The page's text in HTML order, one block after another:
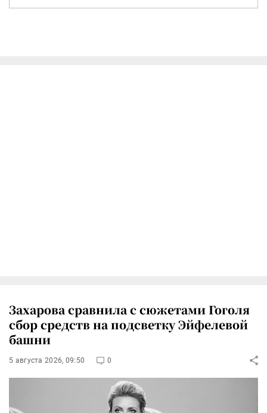
Захарова сравнила с сюжетами Гоголя
сбор средств на подсветку Эйфелевой
башни
5 августа 2026, 09:50 0